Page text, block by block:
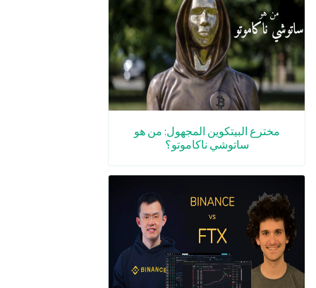
مخترع البيتكوين المجهول: من هو
ساتوشي ناكاموتو؟